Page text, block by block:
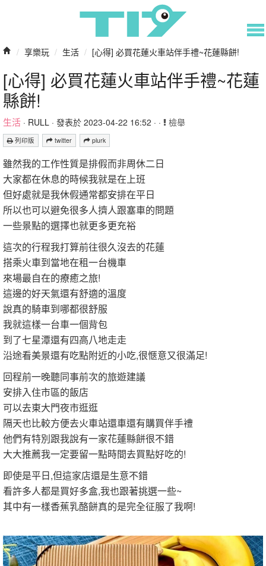
/ 享樂玩 / 生活 / [心得] 必買花蓮火車站伴手禮~花蓮縣餅!
[心得] 必買花蓮火車站伴手禮~花蓮
縣餅!
生活 · RULL · 發表於 2023-04-22 16:52 · · 檢舉
列印版 twitter plurk
雖然我的工作性質是排假而非周休二日
大家都在休息的時候我就是在上班
但好處就是我休假通常都安排在平日
所以也可以避免很多人擠人跟塞車的問題
一些景點的選擇也就更多更充裕
這次的行程我打算前往很久沒去的花蓮
搭乘火車到當地在租一台機車
來場最自在的療癒之旅!
這邊的好天氣還有舒適的溫度
說真的騎車到哪都很舒服
我就這樣一台車一個背包
到了七星潭還有四高八地走走
沿途看美景還有吃點附近的小吃,很愜意又很滿足!
回程前一晚聽同事前次的旅遊建議
安排入住市區的飯店
可以去東大門夜市逛逛
隔天也比較方便去火車站還車還有購買伴手禮
他們有特別跟我說有一家花蓮縣餅很不錯
大大推薦我一定要留一點時間去買點好吃的!
即使是平日,但這家店還是生意不錯
看許多人都是買好多盒,我也跟著挑選一些~
其中有一樣香蕉乳酪餅真的是完全征服了我啊!